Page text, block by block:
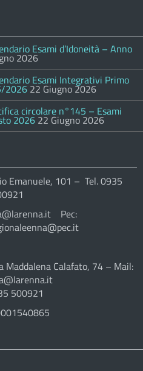
Esami d’Idoneità – Anno
2026
Esami Integrativi Primo
2026 22 Giugno 2026
circolare n°145 – Esami
2026 22 Giugno 2026
Emanuele, 101 – Tel. 0935
Pec:
Maddalena Calafato, 74 – Mail:
500921